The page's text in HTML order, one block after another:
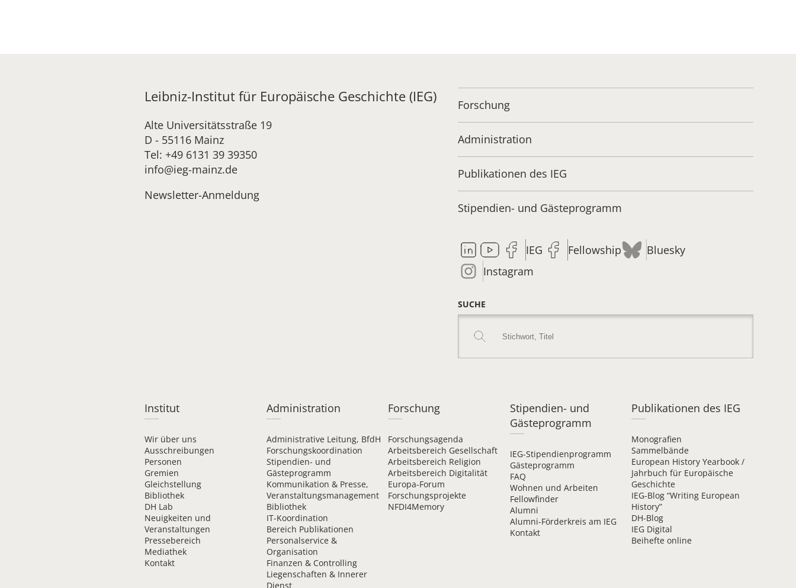
Leibniz-Institut für Europäische Geschichte (IEG)
Alte Universitätsstraße 19
D - 55116 Mainz
Tel: +49 6131 39 39350
info@ieg-mainz.de
Newsletter-Anmeldung
Forschung
Administration
Publikationen des IEG
Stipendien- und Gästeprogramm
IEG Fellowship
Bluesky
Instagram
SUCHE
Institut
Wir über uns
Ausschreibungen
Personen
Gremien
Gleichstellung
Bibliothek
DH Lab
Neuigkeiten und
Veranstaltungen
Pressebereich
Mediathek
Kontakt
Administration
Administrative Leitung, BfdH
Forschungskoordination
Stipendien- und
Gästeprogramm
Kommunikation & Presse,
Veranstaltungsmanagement
Bibliothek
IT-Koordination
Bereich Publikationen
Personalservice &
Organisation
Finanzen & Controlling
Liegenschaften & Innerer
Dienst
Forschung
Forschungsagenda
Arbeitsbereich Gesellschaft
Arbeitsbereich Religion
Arbeitsbereich Digitalität
Europa-Forum
Forschungsprojekte
NFDI4Memory
Stipendien- und
Gästeprogramm
IEG-Stipendien­programm
Gästeprogramm
FAQ
Wohnen und Arbeiten
Fellowfinder
Alumni
Alumni-Förderkreis am IEG
Kontakt
Publikationen des IEG
Monografien
Sammelbände
European History Yearbook /
Jahrbuch für Europäische
Geschichte
IEG-Blog “Writing European
History”
DH-Blog
IEG Digital
Beihefte online